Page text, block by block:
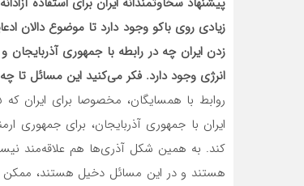
زیادی روی باکو وجود دارد تا موضوع دالان
زدن ایران چه در رابطه با جمهوری آذربایجان
انرژی وجود دارد. فکر می‌کنید این مسائل تا
ایران با جمهوری آذربایجان، برای
کند. به همین شکل آذری‌ها هم علاقه‌مند
هستند و در این مسائل دخیل هستند، ممکن